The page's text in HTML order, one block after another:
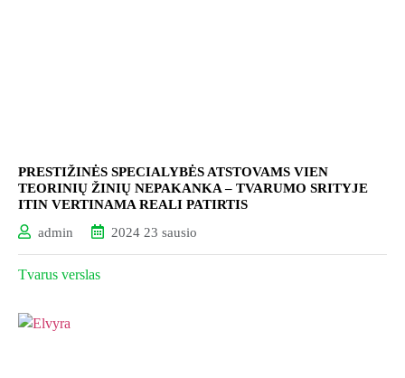
PRESTIŽINĖS SPECIALYBĖS ATSTOVAMS VIEN
TEORINIŲ ŽINIŲ NEPAKANKA – TVARUMO SRITYJE
ITIN VERTINAMA REALI PATIRTIS
admin
2024 23 sausio
Tvarus verslas